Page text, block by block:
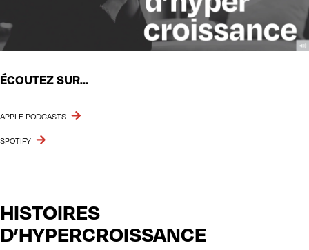
ÉCOUTEZ SUR...
APPLE PODCASTS
SPOTIFY
HISTOIRES
D’HYPERCROISSANCE